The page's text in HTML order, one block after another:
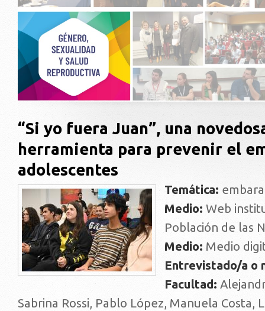
“Si yo fuera Juan”, una
herramienta para prevenir el
adolescentes
Temática:
Medio: Web
Población de las
Medio: Medio
Entrevistado/a o
Facultad:
Sabrina Rossi, Pablo López, Manuela Costa,